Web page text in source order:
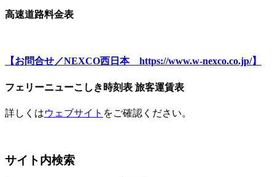
高速道路料金表
【お問合せ／NEXCO西日本 https://www.w-nexco.co.jp/】
フェリーニューこしき時刻表 旅客運賃表
詳しくはウェブサイト をご確認ください。
サイト内検索